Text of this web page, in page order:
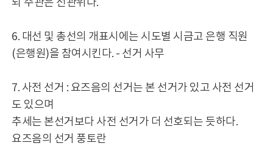
되 주관은 선관위다.
6. 대선 및 총선의 개표시에는 시도별 시금고 은행 직원
(은행원)을 참여시킨다. - 선거 사무
7. 사전 선거 : 요즈음의 선거는 본 선거가 있고 사전 선거
도 있으며
추세는 본선거보다 사전 선거가 더 선호되는 듯하다.
요즈음의 선거 풍토란